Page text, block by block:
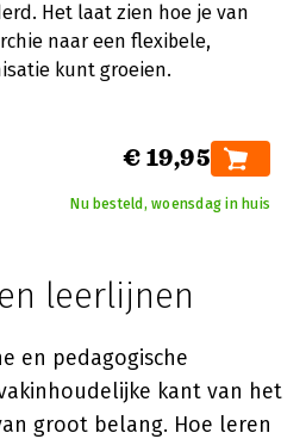
Het laat zien hoe je van
naar een flexibele,
kunt groeien.
€ 19,95
Nu besteld, woensdag in huis
leerlijnen
en pedagogische
kant van het
groot belang. Hoe leren